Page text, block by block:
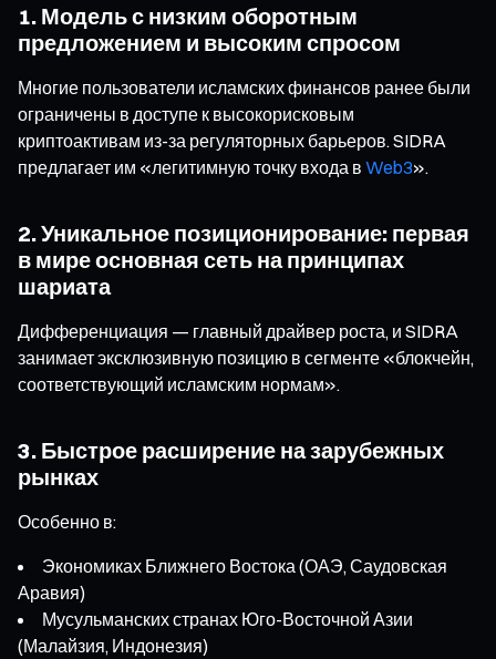
1. Модель с низким оборотным
предложением и высоким спросом
Многие пользователи исламских финансов ранее были
ограничены в доступе к высокорисковым
криптоактивам из-за регуляторных барьеров. SIDRA
предлагает им «легитимную точку входа в Web3».
2. Уникальное позиционирование: первая
в мире основная сеть на принципах
шариата
Дифференциация — главный драйвер роста, и SIDRA
занимает эксклюзивную позицию в сегменте «блокчейн,
соответствующий исламским нормам».
3. Быстрое расширение на зарубежных
рынках
Особенно в:
Экономиках Ближнего Востока (ОАЭ, Саудовская
Аравия)
Мусульманских странах Юго-Восточной Азии
(Малайзия, Индонезия)